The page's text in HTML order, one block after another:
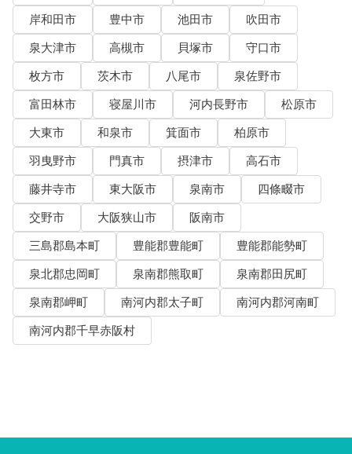
岸和田市
豊中市 池田市
吹田市
泉大津市
高槻市 貝塚市
守口市
枚方市
茨木市 八尾市
泉佐野市
富田林市
寝屋川市 河内長野市
松原市
大東市
和泉市 箕面市
柏原市
羽曳野市
門真市 摂津市
高石市
藤井寺市
東大阪市 泉南市
四條畷市
交野市
大阪狭山市
阪南市
三島郡島本町
豊能郡豊能町
豊能郡能勢町
泉北郡忠岡町
泉南郡熊取町
泉南郡田尻町
泉南郡岬町
南河内郡太子町
南河内郡河南町
南河内郡千早赤阪村